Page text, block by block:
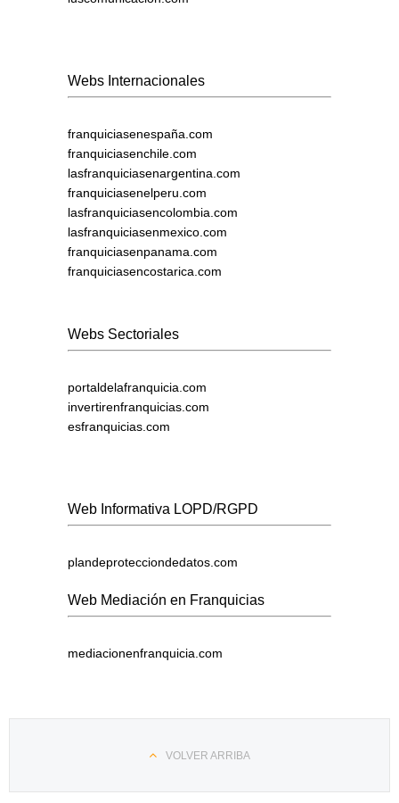
Webs Internacionales
franquiciasenespaña.com
franquiciasenchile.com
lasfranquiciasenargentina.com
franquiciasenelperu.com
lasfranquiciasencolombia.com
lasfranquiciasenmexico.com
franquiciasenpanama.com
franquiciasencostarica.com
Webs Sectoriales
portaldelafranquicia.com
invertirenfranquicias.com
esfranquicias.com
Web Informativa LOPD/RGPD
plandeprotecciondedatos.com
Web Mediación en Franquicias
mediacionenfranquicia.com
VOLVER ARRIBA